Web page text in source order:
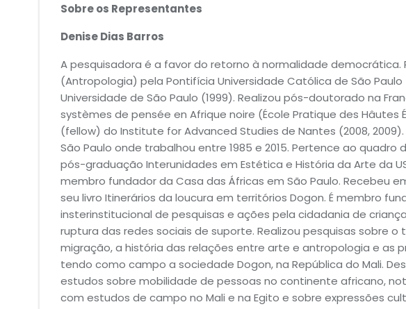
Sobre os Representantes
Denise Dias Barros
A pesquisadora é a favor do retorno à normalidade democrática.
(Antropologia) pela Pontifícia Universidade Católica de São
Universidade de São Paulo (1999). Realizou pós-doutorado na
systèmes de pensée en Afrique noire (École Pratique des Hâutes
(fellow) do Institute for Advanced Studies de Nantes (2008,
São Paulo onde trabalhou entre 1985 e 2015. Pertence ao
pós-graduação Interunidades em Estética e História da Arte da
membro fundador da Casa das Áfricas em São Paulo. Recebeu
seu livro Itinerários da loucura em territórios Dogon. É membro
insterinstitucional de pesquisas e ações pela cidadania de
ruptura das redes sociais de suporte. Realizou pesquisas sobre
migração, a história das relações entre arte e antropologia e as
tendo como campo a sociedade Dogon, na República do Mali.
estudos sobre mobilidade de pessoas no continente africano,
com estudos de campo no Mali e na Egito e sobre expressões